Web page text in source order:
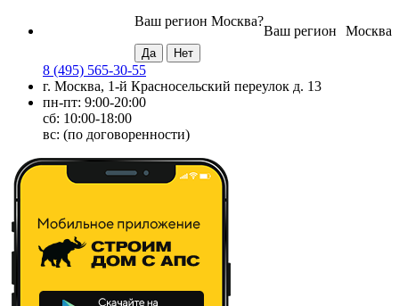
Москва
Ваш регион
Ваш регион Москва?
8 (495) 565-30-55
г. Москва, 1-й Красносельский переулок д. 13
пн-пт: 9:00-20:00
сб: 10:00-18:00
вс: (по договоренности)